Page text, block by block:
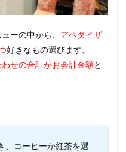
ーの中から、 アペタイザ
好きなもの選びます。
せの合計がお会計金額と
、コーヒーか紅茶を選